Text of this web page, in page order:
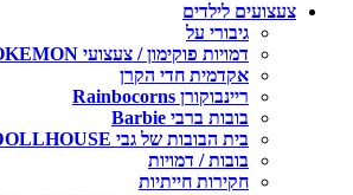
צעצועים לילדים
גיבורי על
דמויות פוקימון / צעצועי POKEMON
אקדמית חדי הקרן
ריינבוקורן Rainbocorns
בובות ברבי Barbie
בית הבובות של גבי GABBY'S DOLLHOUSE
בובות / דמויות
חקירות חייתיות